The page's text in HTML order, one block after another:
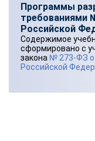
Программы
требованиями
Российской
Содержимое
сформировано с
закона № 273-ФЗ
Российской